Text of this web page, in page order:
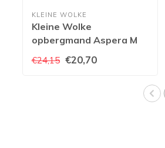
KLEINE WOLKE
Kleine Wolke
opbergmand Aspera M
€24,15 €20,70